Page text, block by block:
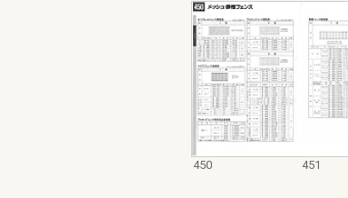
450 451